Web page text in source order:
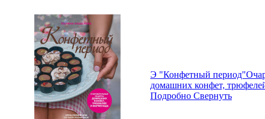
Э "Конфетный
домашних конфет,
Подробно Свернуть